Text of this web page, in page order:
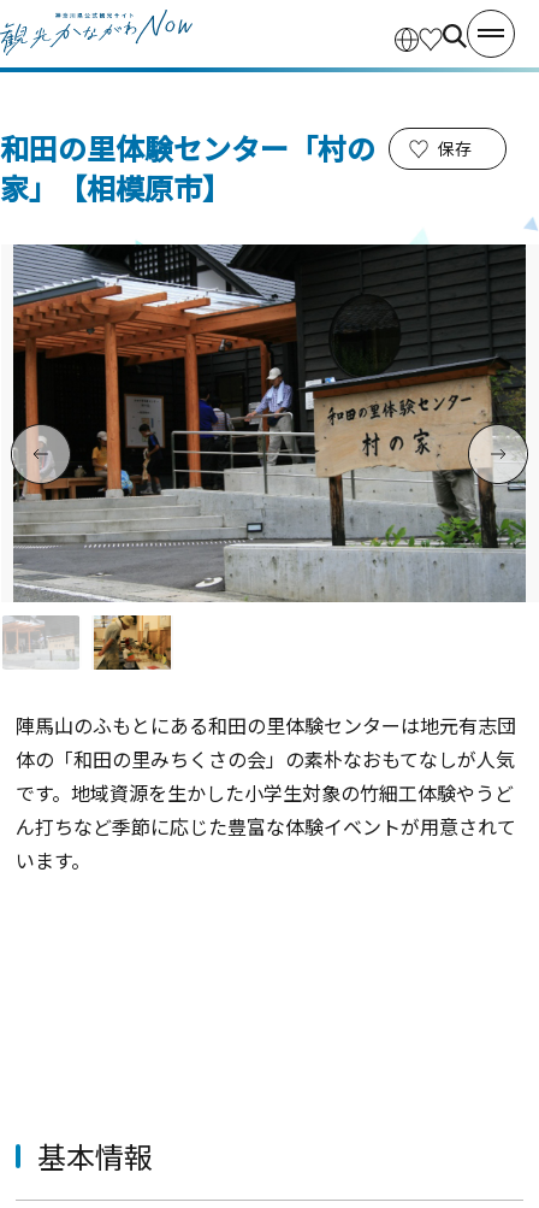
和田の里体験センター「村の
家」【相模原市】
保存
陣馬山のふもとにある和田の里体験センターは地元有志団
体の「和田の里みちくさの会」の素朴なおもてなしが人気
です。地域資源を生かした小学生対象の竹細工体験やうど
ん打ちなど季節に応じた豊富な体験イベントが用意されて
います。
基本情報